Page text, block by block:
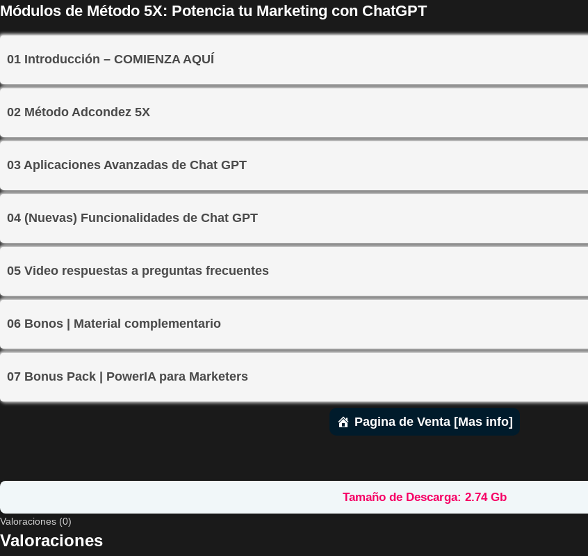
Módulos de Método 5X: Potencia tu Marketing con ChatGPT
01 Introducción – COMIENZA AQUÍ
02 Método Adcondez 5X
03 Aplicaciones Avanzadas de Chat GPT
04 (Nuevas) Funcionalidades de Chat GPT
05 Video respuestas a preguntas frecuentes
06 Bonos | Material complementario
07 Bonus Pack | PowerIA para Marketers
Pagina de Venta [Mas info]
Tamaño de Descarga: 2.74 Gb
Valoraciones (0)
Valoraciones